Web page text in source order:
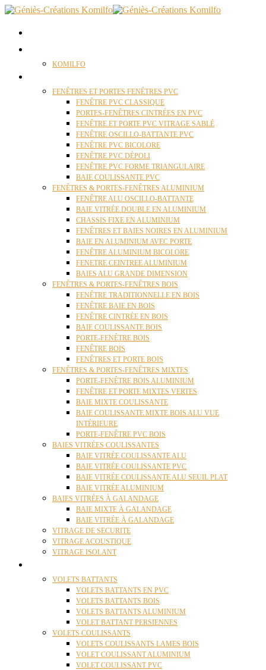
KOMILFO
FENÊTRES ET PORTES FENÊTRES PVC
FENÊTRE PVC CLASSIQUE
PORTES-FENÊTRES CINTRÉES EN PVC
FENÊTRE ET PORTE PVC VITRAGE SABLÉ
FENÊTRE OSCILLO-BATTANTE PVC
FENÊTRE PVC BICOLORE
FENÊTRE PVC DÉPOLI
FENÊTRE PVC FORME TRIANGULAIRE
BAIE COULISSANTE PVC
FENÊTRES & PORTES-FENÊTRES ALUMINIUM
FENÊTRE ALU OSCILLO-BATTANTE
BAIE VITRÉE DOUBLE EN ALUMINIUM
CHASSIS FIXE EN ALUMINIUM
FENÊTRES ET BAIES NOIRES EN ALUMINIUM
BAIE EN ALUMINIUM AVEC PORTE
FENÊTRE ALUMINIUM BICOLORE
FENETRE CEINTREE ALUMINIUM
BAIES ALU GRANDE DIMENSION
FENÊTRES & PORTES-FENÊTRES BOIS
FENÊTRE TRADITIONNELLE EN BOIS
FENÊTRE BAIE EN BOIS
FENÊTRE CINTRÉE EN BOIS
BAIE COULISSANTE BOIS
PORTE-FENÊTRE BOIS
FENÊTRE BOIS
FENÊTRES ET PORTE BOIS
FENÊTRES & PORTES-FENÊTRES MIXTES
PORTE-FENÊTRE BOIS ALUMINIUM
FENÊTRE ET PORTE MIXTES VERTES
BAIE MIXTE COULISSANTE
BAIE COULISSANTE MIXTE BOIS ALU VUE
INTÉRIEURE
PORTE-FENÊTRE PVC BOIS
BAIES VITRÉES COULISSANTES
BAIE VITRÉE COULISSANTE ALU
BAIE VITRÉE COULISSANTE PVC
BAIE VITRÉE COULISSANTE ALU SEUIL PLAT
BAIE VITRÉE ALUMINIUM
BAIES VITRÉES À GALANDAGE
BAIE MIXTE À GALANDAGE
BAIE VITRÉE À GALANDAGE
VITRAGE DE SECURITE
VITRAGE ACOUSTIQUE
VITRAGE ISOLANT
VOLETS BATTANTS
VOLETS BATTANTS EN PVC
VOLETS BATTANTS BOIS
VOLETS BATTANTS ALUMINIUM
VOLET BATTANT PERSIENNES
VOLETS COULISSANTS
VOLETS COULISSANTS LAMES BOIS
VOLET COULISSANT ALUMINIUM
VOLET COULISSANT PVC